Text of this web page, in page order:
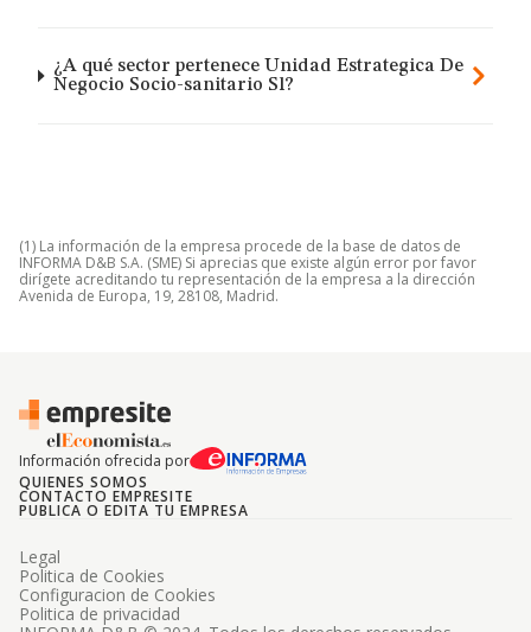
¿A qué sector pertenece Unidad Estrategica De
Negocio Socio-sanitario Sl?
(1) La información de la empresa procede de la base de datos de
INFORMA D&B S.A. (SME) Si aprecias que existe algún error por favor
dirígete acreditando tu representación de la empresa a la dirección
Avenida de Europa, 19, 28108, Madrid.
Información ofrecida por
QUIENES SOMOS
CONTACTO EMPRESITE
PUBLICA O EDITA TU EMPRESA
Legal
Politica de Cookies
Configuracion de Cookies
Politica de privacidad